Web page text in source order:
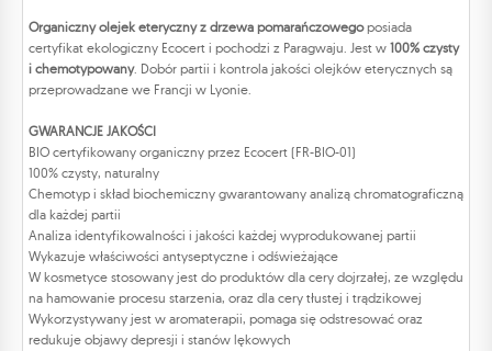
Organiczny olejek eteryczny z drzewa pomarańczowegoposiada
certyfikat ekologiczny Ecocert i pochodzi z Paragwaju. Jest w 100% czysty
i chemotypowany. Dobór partii i kontrola jakości olejków eterycznych są
przeprowadzane we Francji w Lyonie.
GWARANCJE JAKOŚCI
BIO certyfikowany organiczny przez Ecocert (FR-BIO-01)
100% czysty, naturalny
Chemotyp i skład biochemiczny gwarantowany analizą chromatograficzną
dla każdej partii
Analiza identyfikowalności i jakości każdej wyprodukowanej partii
Wykazuje właściwości antyseptyczne i odświeżające
W kosmetyce stosowany jest do produktów dla cery dojrzałej, ze względu
na hamowanie procesu starzenia, oraz dla cery tłustej i trądzikowej
Wykorzystywany jest w aromaterapii, pomaga się odstresować oraz
redukuje objawy depresji i stanów lękowych